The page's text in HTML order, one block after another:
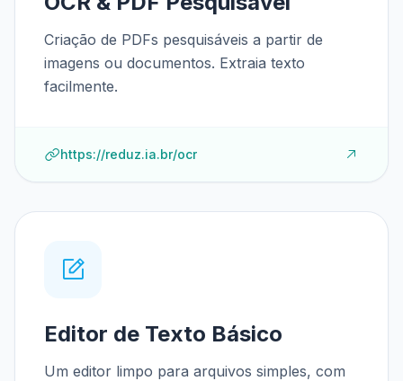
Criação de PDFs pesquisáveis a partir de
imagens ou documentos. Extraia texto
facilmente.
https://reduz.ia.br/ocr
Editor de Texto Básico
Um editor limpo para arquivos simples, com